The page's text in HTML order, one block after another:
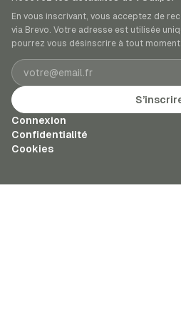
En vous inscrivant, vous acceptez de
via Brevo. Votre adresse est utilisée
pourrez vous désinscrire à tout moment.
Adresse e-mail
Connexion
Confidentialité
Cookies